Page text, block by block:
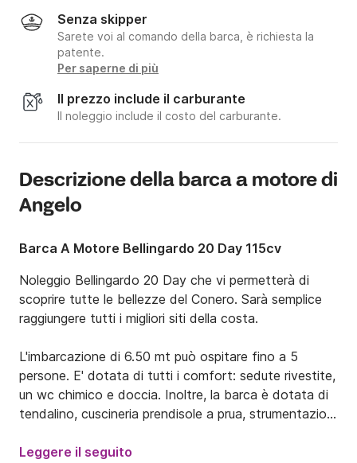
Senza skipper
Sarete voi al comando della barca, è richiesta la
patente.
Per saperne di più
Il prezzo include il carburante
Il noleggio include il costo del carburante.
Descrizione della barca a motore di
Angelo
Barca A Motore Bellingardo 20 Day 115cv
Noleggio Bellingardo 20 Day che vi permetterà di
scoprire tutte le bellezze del Conero. Sarà semplice
raggiungere tutti i migliori siti della costa.
L'imbarcazione di 6.50 mt può ospitare fino a 5
persone. E' dotata di tutti i comfort: sedute rivestite,
un wc chimico e doccia. Inoltre, la barca è dotata di
tendalino, cuscineria prendisole a prua, strumentazioni
Leggere il seguito